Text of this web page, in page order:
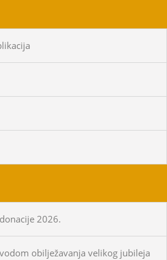
2026.
obilježavanja velikog jubileja